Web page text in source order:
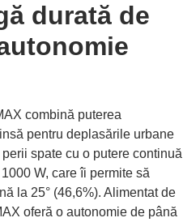
durată de
combină puterea
pentru deplasările urbane
spate cu o putere continuă
W, care îi permite să
la 25° (46,6%). Alimentat de
oferă o autonomie de până